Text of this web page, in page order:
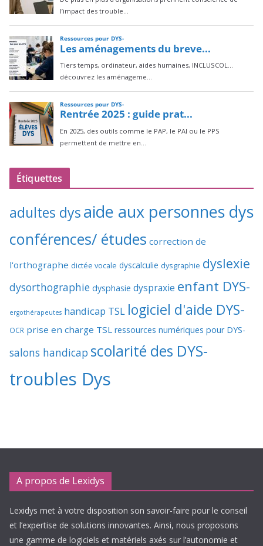
Étiquettes
adultes dysaide aux personnes dys
conférences/ études correction de
l'orthographe dictée vocale dyscalculie dysgraphie dyslexie
dysorthographie dysphasie dyspraxie enfant DYS-
ergothérapeutes handicap TSL logiciel d'aide DYS-
OCR prise en charge TSL ressources numériques pour DYS-
salons handicap scolarité des DYS-
troubles Dys
A propos de Lexidys
Lexidys met à votre disposition son savoir-faire pour le conseil
et l’expertise de solutions innovantes. Ainsi, nous proposons
une gamme de logiciels et matériels axés sur l’autonomie et